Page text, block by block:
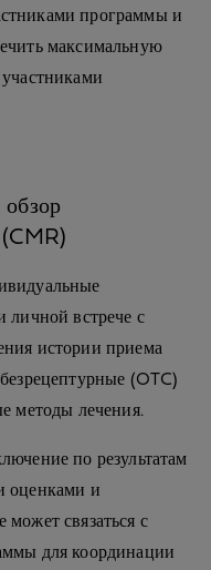
программы и
максимальную
(CMR)
личной встрече с
истории приема
(OTC)
методы лечения.
по результатам
оценками и
связаться с
для координации